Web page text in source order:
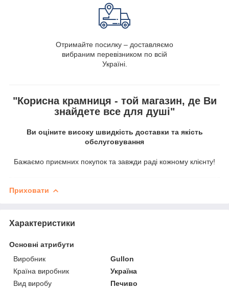
Отримайте посилку – доставляємо
вибраним перевізником по всій
Україні.
"Корисна крамниця - той магазин, де Ви
знайдете все для душі"
Ви оціните високу швидкість доставки та якість
обслуговування
Бажаємо приємних покупок та завжди раді кожному клієнту!
Приховати
Характеристики
Основні атрибути
Виробник
Gullon
Країна виробник
Україна
Вид виробу
Печиво